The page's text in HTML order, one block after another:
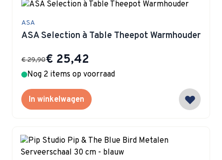
ASA
ASA Selection à Table Theepot Warmhouder
Special Price
€ 25,42
€ 29,90
Nog 2 items op voorraad
In winkelwagen